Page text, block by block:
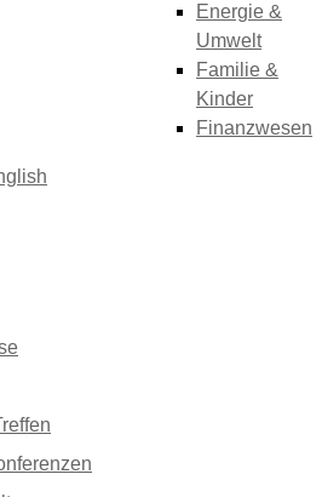
Energie &
Umwelt
Familie &
Kinder
Finanzwesen